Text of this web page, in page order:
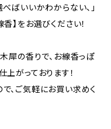
ばいいかわからない、」
】をお選びください！
犀の香りで、お線香っぽ
がっております！
、ご気軽にお買い求めく